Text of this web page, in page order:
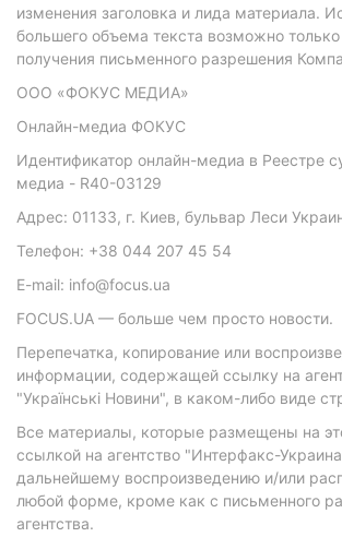
изменения заголовка и лида материала.
большего объема текста возможно
получения письменного разрешения
ООО «ФОКУС МЕДИА»
Онлайн-медиа ФОКУС
Идентификатор онлайн-медиа в Реестре
медиа - R40-03129
Адрес: 01133, г. Киев, бульвар Леси
Телефон: +38 044 207 45 54
E-mail: info@focus.ua
FOCUS.UA — больше чем просто новости.
Перепечатка, копирование или
информации, содержащей ссылку на
"Українські Новини", в каком-либо виде
Все материалы, которые размещены на
ссылкой на агентство "Интерфакс-
дальнейшему воспроизведению и/или
любой форме, кроме как с письменного
агентства.